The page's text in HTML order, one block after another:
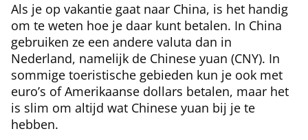
Als je op vakantie gaat naar China, is het handig
om te weten hoe je daar kunt betalen. In China
gebruiken ze een andere valuta dan in
Nederland, namelijk de Chinese yuan (CNY). In
sommige toeristische gebieden kun je ook met
euro’s of Amerikaanse dollars betalen, maar het
is slim om altijd wat Chinese yuan bij je te
hebben.